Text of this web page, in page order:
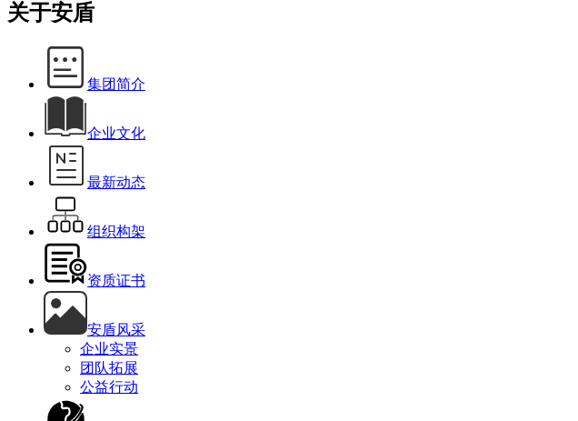
关于安盾
集团简介
企业文化
最新动态
组织构架
资质证书
安盾风采
企业实景
团队拓展
公益行动